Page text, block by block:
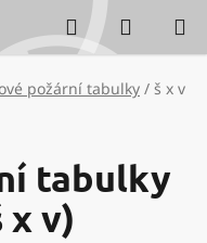
Hledat
KOŠÍK
požární tabulky / š x v
tabulky
x v)